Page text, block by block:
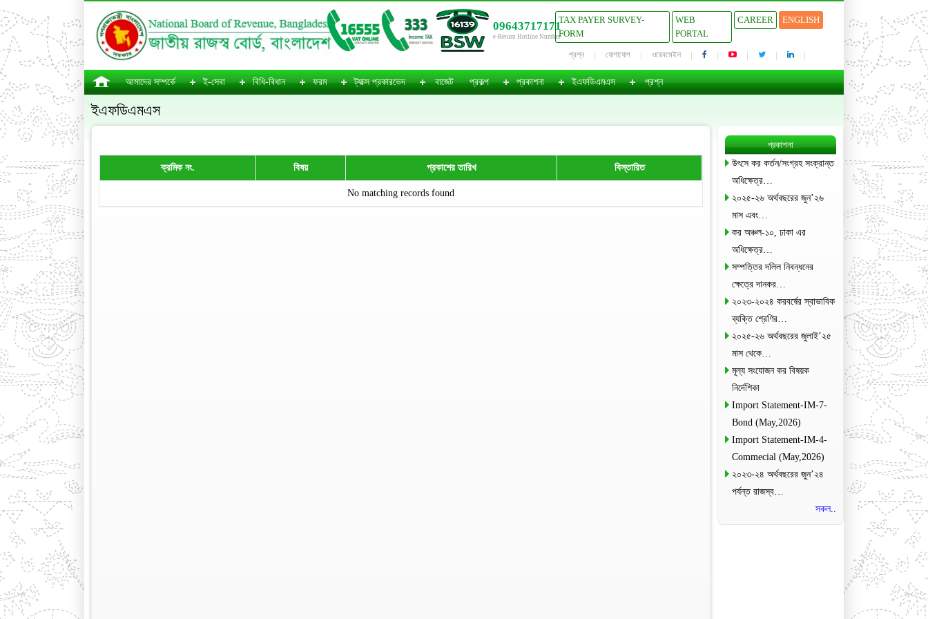
09643717171
e-Return Hotline Number
TAX PAYER SURVEY-
FORM
WEB
PORTAL
CAREER ENGLISH
প্রশ্ন যোগাযোগ ওয়েবমেইল
আমাদের সম্পর্কে ই-সেবা বিধি-বিধান ফরম ট্যাক্স প্রকারভেদ বাজেট প্রকল্প প্রকাশনা ইএফডিএমএস প্রশ্ন
ইএফডিএমএস
ক্রমিক নং. বিষয় প্রকাশের তারিখ বিস্তারিত
No matching records found
প্রকাশনা
উৎসে কর কর্তন/সংগ্রহ সংক্রান্ত
অধিক্ষেত্র…
২০২৫-২৬ অর্থবছরের জুন’২৬
মাস এবং…
কর অঞ্চল-১০, ঢাকা এর
অধিক্ষেত্র…
সম্পত্তির দলিল নিবন্ধনের
ক্ষেত্রে দানকর…
২০২৩-২০২৪ করবর্ষের স্বাভাবিক
ব্যক্তি শ্রেণির…
২০২৫-২৬ অর্থবছরের জুলাই’২৫
মাস থেকে…
মূল্য সংযোজন কর বিষয়ক
নির্দেশিকা
Import Statement-IM-7-
Bond (May,2026)
Import Statement-IM-4-
Commecial (May,2026)
২০২৩-২৪ অর্থবছরের জুন’২৪
পর্যন্ত রাজস্ব…
সকল..